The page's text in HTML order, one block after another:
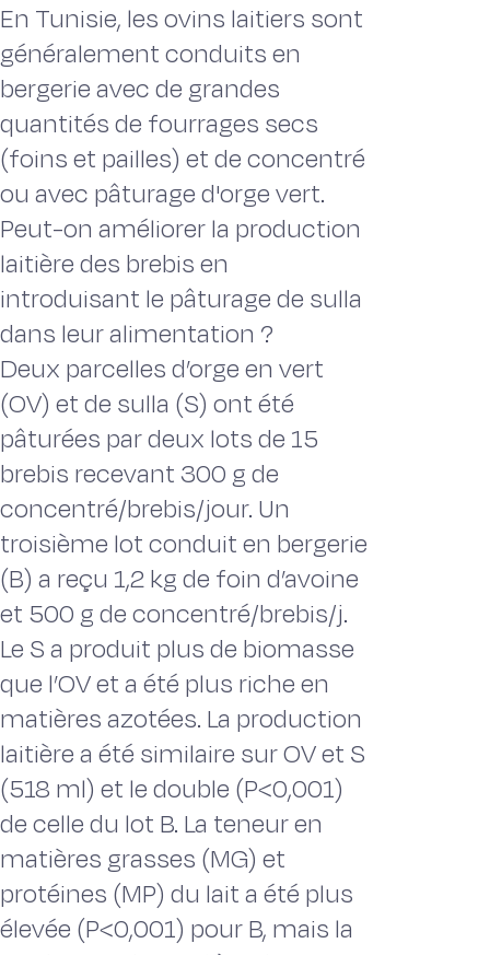
En Tunisie, les ovins laitiers sont
généralement conduits en
bergerie avec de grandes
quantités de fourrages secs
(foins et pailles) et de concentré
ou avec pâturage d'orge vert.
Peut-on améliorer la production
laitière des brebis en
introduisant le pâturage de sulla
dans leur alimentation ?
Deux parcelles d’orge en vert
(OV) et de sulla (S) ont été
pâturées par deux lots de 15
brebis recevant 300 g de
concentré/brebis/jour. Un
troisième lot conduit en bergerie
(B) a reçu 1,2 kg de foin d’avoine
et 500 g de concentré/brebis/j.
Le S a produit plus de biomasse
que l’OV et a été plus riche en
matières azotées. La production
laitière a été similaire sur OV et S
(518 ml) et le double (P<0,001)
de celle du lot B. La teneur en
matières grasses (MG) et
protéines (MP) du lait a été plus
élevée (P<0,001) pour B, mais la